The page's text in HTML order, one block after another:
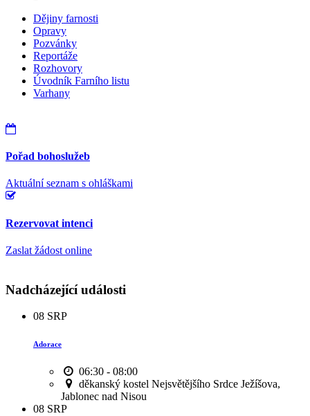
Dějiny farnosti
Opravy
Pozvánky
Reportáže
Rozhovory
Úvodník Farního listu
Varhany
Pořad bohoslužeb
Aktuální seznam s ohláškami
Rezervovat intenci
Zaslat žádost online
Nadcházející události
08 SRP
Adorace
06:30 - 08:00
děkanský kostel Nejsvětějšího Srdce Ježíšova,
Jablonec nad Nisou
08 SRP